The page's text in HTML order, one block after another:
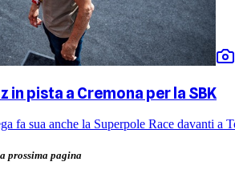
in pista a Cremona per la SBK
fa sua anche la Superpole Race davanti a
prossima pagina